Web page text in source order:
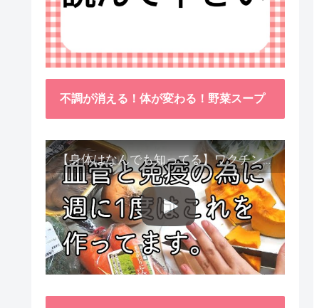
不調が消える！体が変わる！野菜スープ
【身体はなんでも知ってる】ワクチン接種後、異常に食べたくなった野菜が細胞回復に貢献してくれました。